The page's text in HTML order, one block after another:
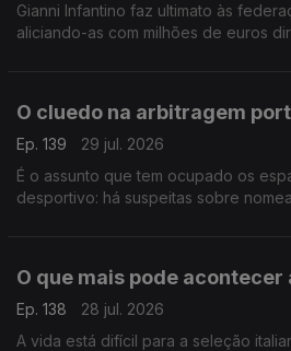
Gianni Infantino faz ultimato às
aliciando-as com milhões de euros
O cluedo na arbitragem
Ep. 139
29 jul. 2026
É o assunto que tem ocupado os
desportivo: há suspeitas sobre
O que mais pode acontecer
Ep. 138
28 jul. 2026
A vida está difícil para a seleção